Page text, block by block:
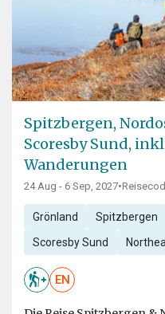
Spitzbergen,
Scoresby Sund,
Wanderungen
24 Aug - 6 Sep, 2027•
Grönland Spitzbergen
Scoresby Sund
EN